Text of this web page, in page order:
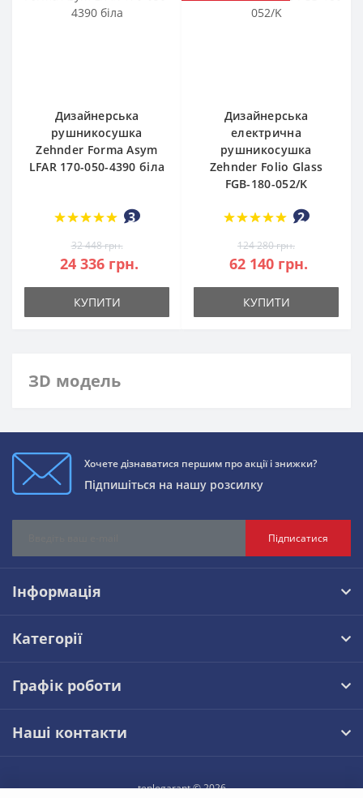
Дизайнерська
рушникосушка
Zehnder Forma Asym
LFAR 170-050-4390 біла
3
32 448 грн.
24 336 грн.
КУПИТИ
Дизайнерська
електрична
рушникосушка
Zehnder Folio Glass
FGB-180-052/K
2
124 280 грн.
62 140 грн.
КУПИТИ
ЗD модель
Хочете дізнаватися першим про акції і знижки?
Підпишіться на нашу розсилку
Підписатися
Інформація
Категорії
Графік роботи
Наші контакти
teplogarant © 2026